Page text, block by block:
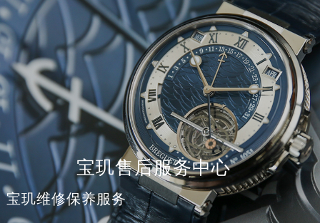
宝玑售后服务中心
宝玑维修保养服务